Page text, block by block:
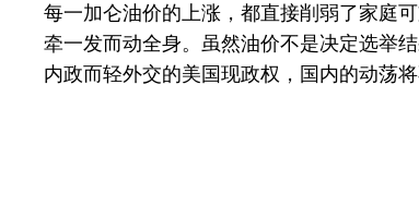
每一加仑油价的上涨，都直接削弱了家庭
牵一发而动全身。虽然油价不是决定选举
内政而轻外交的美国现政权，国内的动荡